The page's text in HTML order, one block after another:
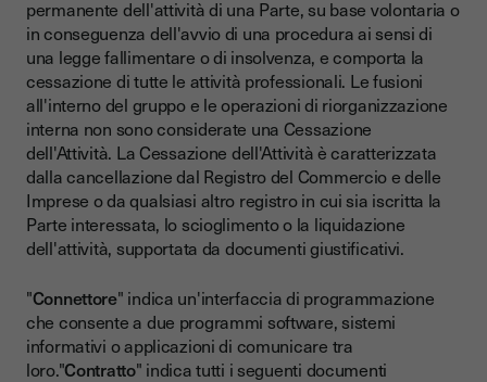
permanente dell'attività di una Parte, su base volontaria o
in conseguenza dell'avvio di una procedura ai sensi di
una legge fallimentare o di insolvenza, e comporta la
cessazione di tutte le attività professionali. Le fusioni
all'interno del gruppo e le operazioni di riorganizzazione
interna non sono considerate una Cessazione
dell'Attività. La Cessazione dell'Attività è caratterizzata
dalla cancellazione dal Registro del Commercio e delle
Imprese o da qualsiasi altro registro in cui sia iscritta la
Parte interessata, lo scioglimento o la liquidazione
dell'attività, supportata da documenti giustificativi.
"Connettore" indica un'interfaccia di programmazione
che consente a due programmi software, sistemi
informativi o applicazioni di comunicare tra
loro."Contratto" indica tutti i seguenti documenti